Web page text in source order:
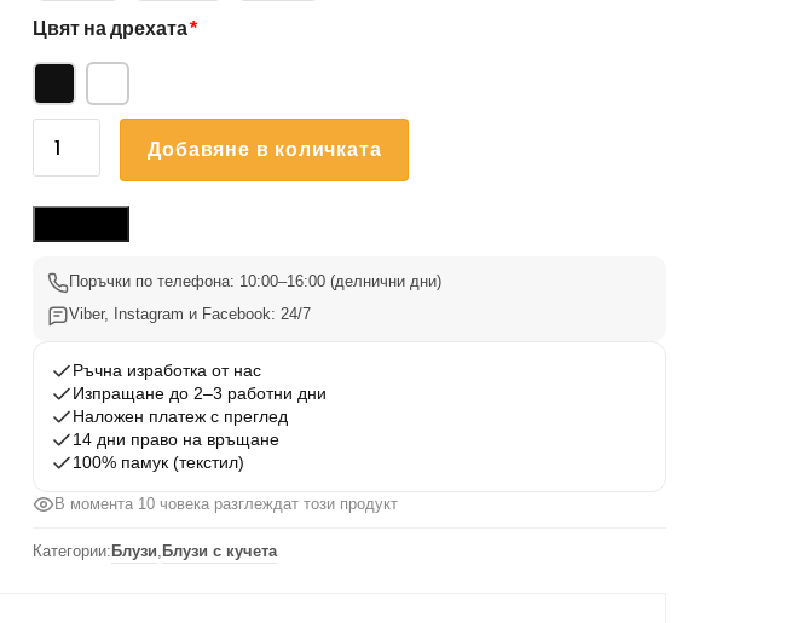
Цвят на дрехата*
количество
002
Добавяне в количката
Поръчки по телефона: 10:00–16:00 (делнични дни)
Viber, Instagram и Facebook: 24/7
Ръчна изработка от нас
Изпращане до 2–3 работни дни
Наложен платеж с преглед
14 дни право на връщане
100% памук (текстил)
В момента 10 човека разглеждат този продукт
Категории: Блузи, Блузи с кучета